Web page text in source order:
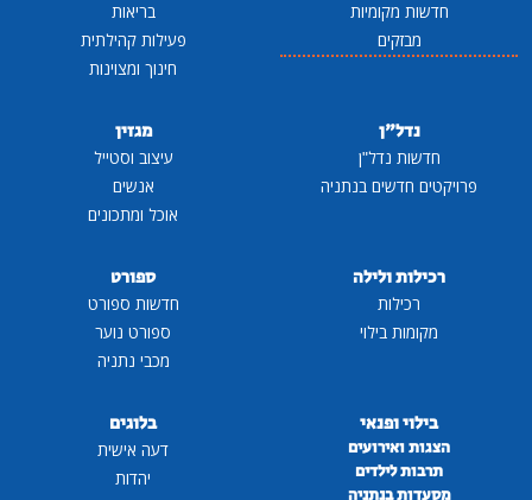
חדשות מקומיות
מבזקים
בריאות
פעילות קהילתית
חינוך ומצוינות
נדל"ן
חדשות נדל"ן
פרויקטים חדשים בנתניה
מגזין
עיצוב וסטייל
אנשים
אוכל ומתכונים
רכילות ולילה
רכילות
מקומות בילוי
ספורט
חדשות ספורט
ספורט נוער
מכבי נתניה
בילוי ופנאי
הצגות ואירועים
תרבות לילדים
בלוגים
דעה אישית
יהדות